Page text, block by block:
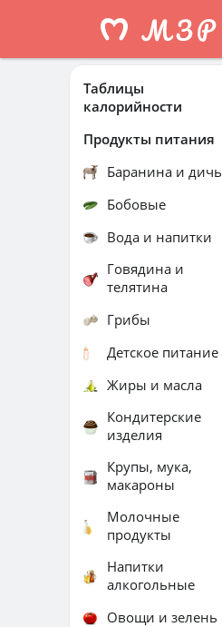
Таблицы
калорийности
Продукты питания
Баранина и дичь
Бобовые
Вода и напитки
Говядина и
телятина
Грибы
Детское питание
Жиры и масла
Кондитерские
изделия
Крупы, мука,
макароны
Молочные
продукты
Напитки
алкогольные
Овощи и зелень